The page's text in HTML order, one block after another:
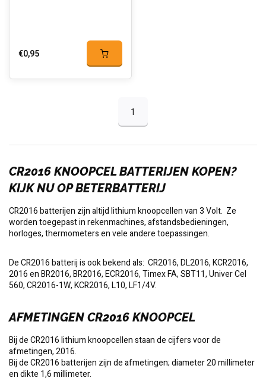
€0,95
1
CR2016 KNOOPCEL BATTERIJEN KOPEN?
KIJK NU OP BETERBATTERIJ
CR2016 batterijen zijn altijd lithium knoopcellen van 3 Volt. Ze
worden toegepast in rekenmachines, afstandsbedieningen,
horloges, thermometers en vele andere toepassingen.
De CR2016 batterij is ook bekend als: CR2016, DL2016, KCR2016,
2016 en BR2016, BR2016, ECR2016, Timex FA, SBT11, Univer Cel
560, CR2016-1W, KCR2016, L10, LF1/4V.
AFMETINGEN CR2016 KNOOPCEL
Bij de CR2016 lithium knoopcellen staan de cijfers voor de
afmetingen, 2016.
Bij de CR2016 batterijen zijn de afmetingen; diameter 20 millimeter
en dikte 1,6 millimeter.